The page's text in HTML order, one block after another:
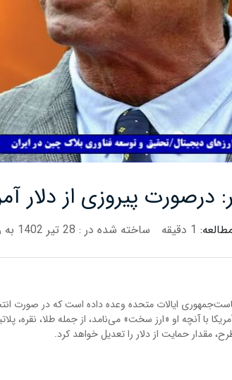
درصورت پیروزی از دلار
1 دقیقه ساخته شده در : 28 تیر 1402 به
ایالات متحده وعده داده است که در صورت
با آنچه او «ارز سخت» می‌نامد، از جمله طلا، نقره،
مقدار حمایت از دلار را تعدیل خواهد کرد.